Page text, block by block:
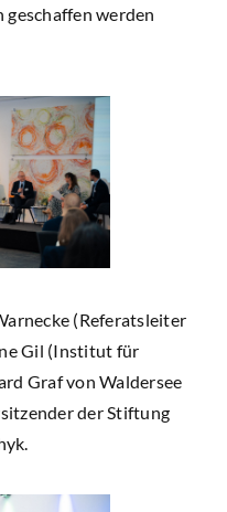
werden
(Referatsleiter
Gil (Institut für
Graf von Waldersee
der Stiftung